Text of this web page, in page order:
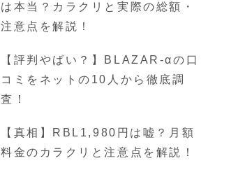
は本当？カラクリと実際の総額・
注意点を解説！
【評判やばい？】BLAZAR-αの口
コミをネットの10人から徹底調
査！
【真相】RBL1,980円は嘘？月額
料金のカラクリと注意点を解説！